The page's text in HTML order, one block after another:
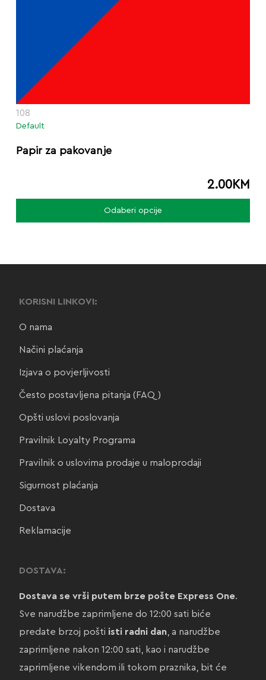
108
Default
Papir za pakovanje
2.00KM
Odaberi opcije
KORISNI LINKOVI:
O nama
Načini plaćanja
Izjava o povjerljivosti
Često postavljena pitanja (FAQ)
Opšti uslovi poslovanja
Pravilnik Loyalty Programa
Pravilnik o uslovima prodaje u maloprodaji
Sigurnost plaćanja
Dostava
Reklamacije
DOSTAVA:
Dostava se vrši putem brze pošte Express One.
Sve narudžbe zaprimljene do 12:00 sati biće
predate brzoj pošti isti radni dan, a narudžbe
zaprimljene nakon 12:00 sati, kao i narudžbe
zaprimljene vikendom ili tokom praznika, bit će